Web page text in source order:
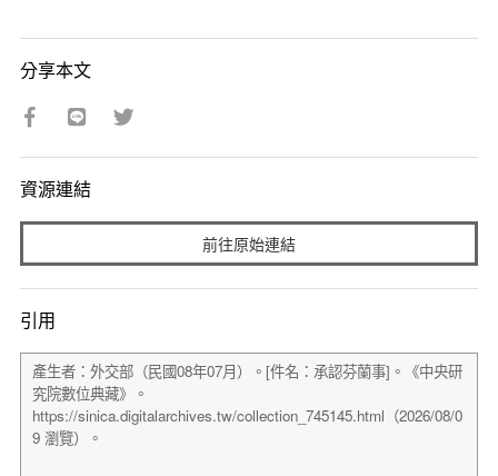
分享本文
資源連結
前往原始連結
引用